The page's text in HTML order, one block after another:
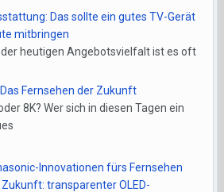
Das sollte ein gutes TV-Gerät
mitbringen
der heutigen Angebotsvielfalt ist es oft
Das Fernsehen der Zukunft
8K? Wer sich in diesen Tagen ein
Innovationen fürs Fernsehen
transparenter OLED-